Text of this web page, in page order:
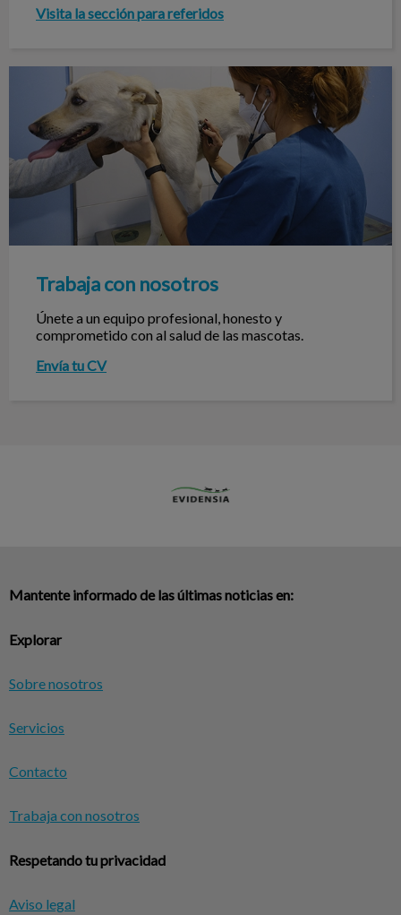
Visita la sección para referidos
Trabaja con nosotros
Únete a un equipo profesional, honesto y
comprometido con al salud de las mascotas.
Envía tu CV
Explorar
Sobre nosotros
Servicios
Contacto
Trabaja con nosotros
Respetando tu privacidad
Aviso legal
Mantente informado de las últimas noticias en: